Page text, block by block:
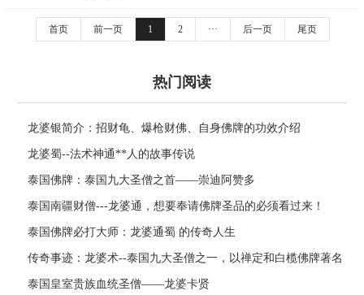
首页 前一页 1 2 ··· 后一页 尾页
热门阅读
龙婆银简介：招财龟、爆枪财佛、自身佛牌的功效介绍
龙婆蜀--法术神通**人的故事传说
泰国佛牌：泰国九大圣僧之首——崇迪阿赞多
泰国南疆财僧---龙婆通，想要奉请佛牌圣品的必须看过来！
泰国佛牌必打大师：龙婆通蜀 的传奇人生
传奇事迹：龙婆术--泰国九大圣僧之一，以禅定和白榄佛牌著名
泰国皇室贵族血统圣僧——龙婆卡贤